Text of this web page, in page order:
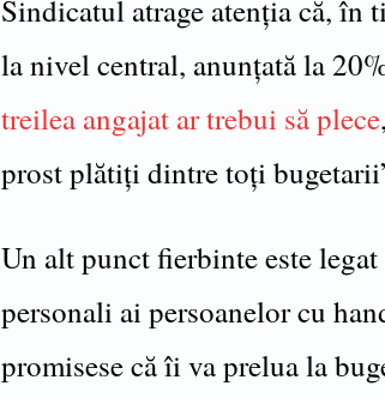
Sindicatul atrage atenția că, în
la nivel central, anunțată la
treilea angajat ar trebui să plece
prost plătiți dintre toți
Un alt punct fierbinte este
personali ai persoanelor cu
promisese că îi va prelua la